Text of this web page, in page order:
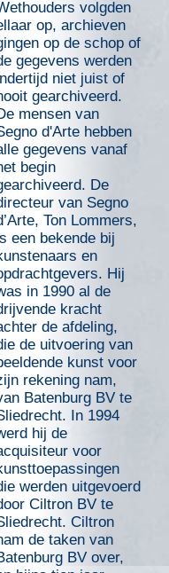
volgden
op, archieven
op de schop of
gegevens werden
niet juist of
gearchiveerd.
mensen van
d'Arte hebben
gegevens vanaf
begin
De
van Segno
Ton Lommers,
een bekende bij
en
Hij
in 1990 al de
kracht
de afdeling,
de uitvoering van
kunst voor
rekening nam,
Batenburg BV te
In 1994
hij de
voor
werden uitgevoerd
Ciltron BV te
Ciltron
de taken van
BV over,